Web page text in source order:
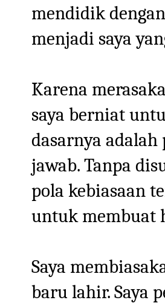
mendidik
menjadi saya
Karena
saya berniat
dasarnya
jawab. Tanpa
pola kebiasaan
untuk membuat
Saya
baru lahir. Saya